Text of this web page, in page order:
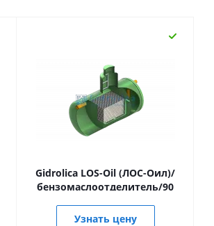
Gidrolica LOS-Oil (ЛОС-Оил)/
бензомаслоотделитель/90
Узнать цену